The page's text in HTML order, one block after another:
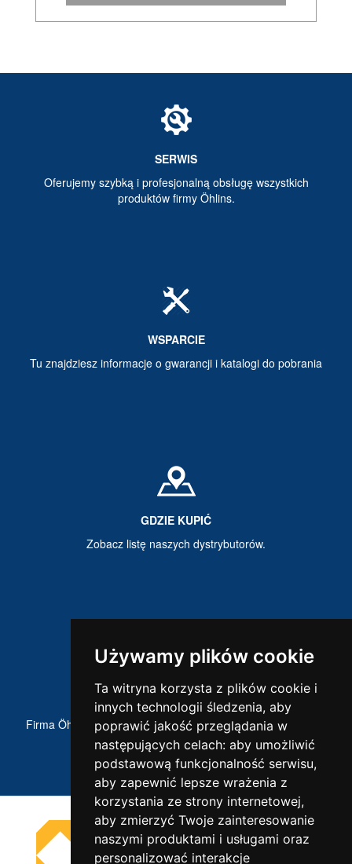
Używamy plików cookie
Ta witryna korzysta z plików cookie i
innych technologii śledzenia, aby
poprawić jakość przeglądania w
następujących celach: aby umożliwić
podstawową funkcjonalność serwisu,
aby zapewnić lepsze wrażenia z
korzystania ze strony internetowej,
aby zmierzyć Twoje zainteresowanie
naszymi produktami i usługami oraz
personalizować interakcje
SERWIS
Oferujemy szybką i profesjonalną obsługę wszystkich
produktów firmy Öhlins.
WSPARCIE
Tu znajdziesz informacje o gwarancji i katalogi do pobrania
GDZIE KUPIĆ
Zobacz listę naszych dystrybutorów.
ÖHLINS NA ŚWIECIE
Firma Öhlins jest od lat częścią sportów motorowych. Poznaj
historię Öhlins Racing AB.